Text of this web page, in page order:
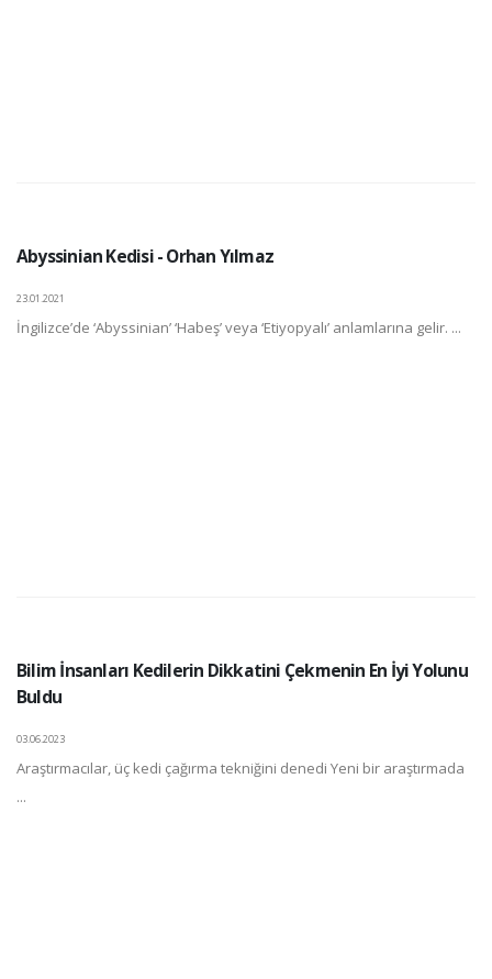
Abyssinian Kedisi - Orhan Yılmaz
23.01.2021
İngilizce’de ‘Abyssinian’ ‘Habeş’ veya ‘Etiyopyalı’ anlamlarına gelir. ...
Bilim İnsanları Kedilerin Dikkatini Çekmenin En İyi Yolunu
Buldu
03.06.2023
Araştırmacılar, üç kedi çağırma tekniğini denedi Yeni bir araştırmada
...